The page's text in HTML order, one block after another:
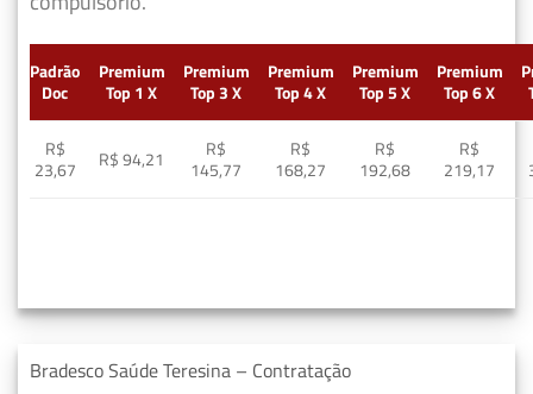
Padrão
Doc
Premium
Top 1 X
Premium
Top 3 X
Premium
Top 4 X
Premium
Top 5 X
Premium
Top 6 X
R$
23,67
R$ 94,21
R$
145,77
R$
168,27
R$
192,68
R$
219,17
Bradesco Saúde Teresina – Contratação